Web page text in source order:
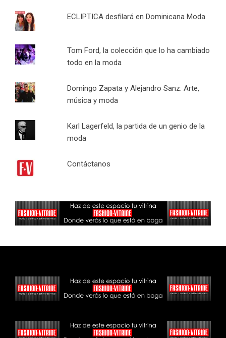
ECLIPTICA desfilará en Dominicana Moda
Tom Ford, la colección que lo ha cambiado
todo en la moda
Domingo Zapata y Alejandro Sanz: Arte,
música y moda
Karl Lagerfeld, la partida de un genio de la
moda
Contáctanos